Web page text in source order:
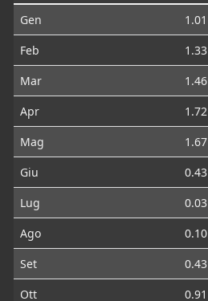
Gen 1.01
Feb
1.33
Mar
1.46
Apr
1.72
Mag
1.67
Giu
0.43
Lug
0.03
Ago
0.10
Set
0.43
Ott
0.91